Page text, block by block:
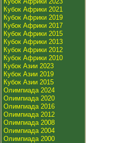
Кубок Африки 2021
Кубок Африки 2019
Кубок Африки 2017
Кубок Африки 2015
Кубок Африки 2013
Кубок Африки 2012
Кубок Африки 2010
Кубок Азии 2023
Кубок Азии 2019
Кубок Азии 2015
Олимпиада 2024
Олимпиада 2020
Олимпиада 2016
Олимпиада 2012
Олимпиада 2008
Олимпиада 2004
Олимпиада 2000